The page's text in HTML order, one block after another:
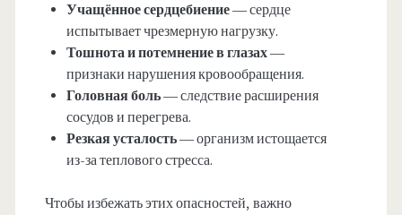
Учащённое сердцебиение— сердце
испытывает чрезмерную нагрузку.
Тошнота и потемнение в глазах—
признаки нарушения кровообращения.
Головная боль— следствие расширения
сосудов и перегрева.
Резкая усталость— организм истощается
из-за теплового стресса.
Чтобы избежать этих опасностей, важно